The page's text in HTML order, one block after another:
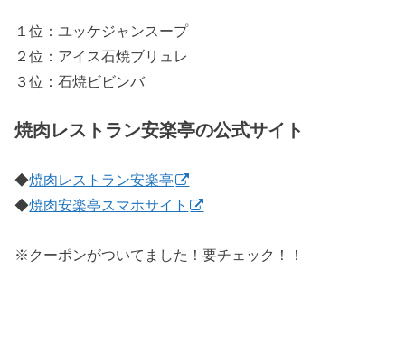
１位：ユッケジャンスープ
２位：アイス石焼ブリュレ
３位：石焼ビビンバ
焼肉レストラン安楽亭の公式サイト
◆焼肉レストラン安楽亭
◆焼肉安楽亭スマホサイト
※クーポンがついてました！要チェック！！